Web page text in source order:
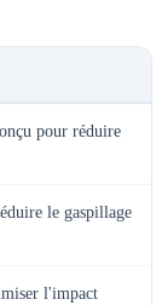
pour réduire
le gaspillage
l'impact